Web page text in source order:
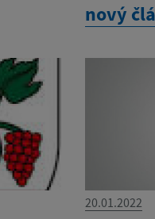
nový
20.01.2022